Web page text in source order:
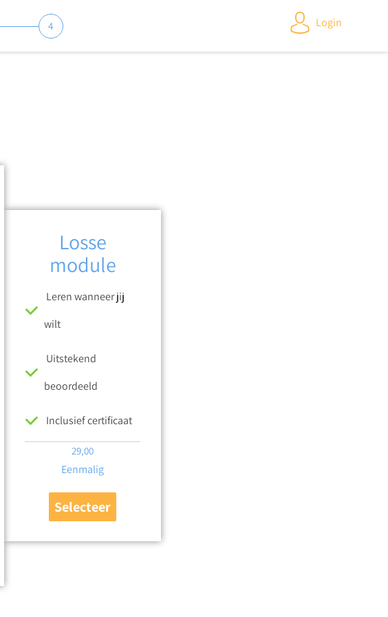
Login
4
Losse
module
Leren wanneer jij
wilt
Uitstekend
beoordeeld
Inclusief certificaat
29,00
Eenmalig
Selecteer